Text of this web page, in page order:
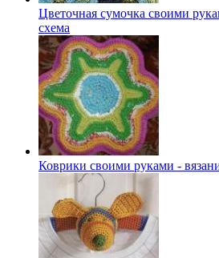
Цветочная сумочка своими
схема
Коврики своими руками -